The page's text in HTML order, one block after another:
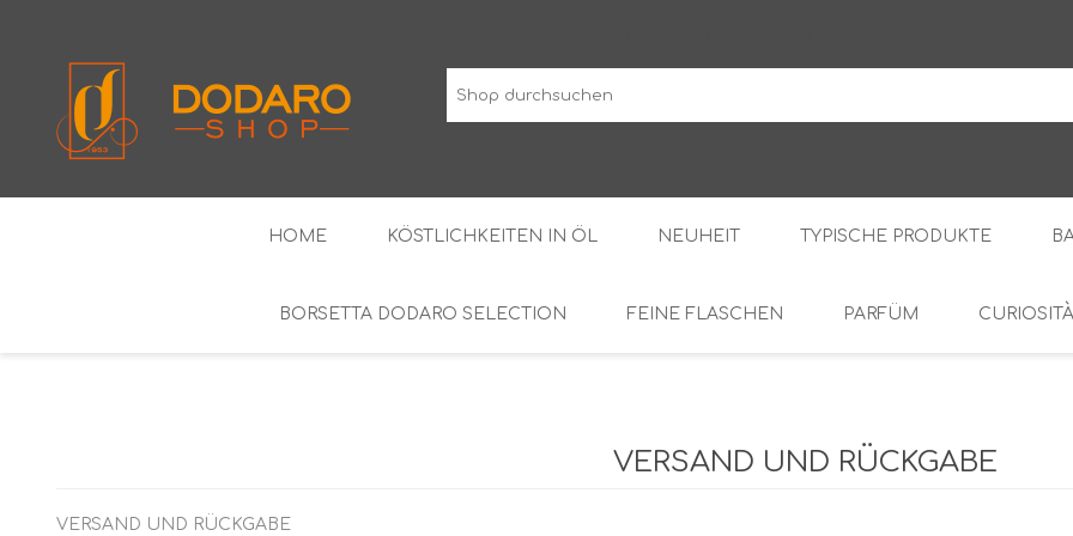
HOME KÖSTLICHKEITEN IN ÖL NEUHEIT TYPISCHE PRODUKTE
BORSETTA DODARO SELECTION FEINE FLASCHEN PARFÜM CURIOSITÀ
VERSAND UND RÜCKGABE
VERSAND UND RÜCKGABE